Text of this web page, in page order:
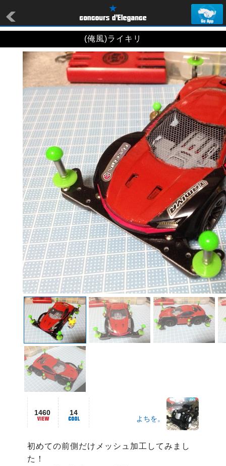
(俺風)ライキリ
1460 14
よちを。
初めての前側だけメッシュ加工してみまし
た！